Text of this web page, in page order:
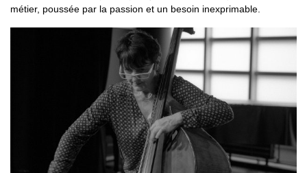
métier, poussée par la passion et un besoin inexprimable.